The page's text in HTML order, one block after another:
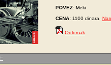
POVEZ: Meki
CENA: 1100 dinara.
Odlomak